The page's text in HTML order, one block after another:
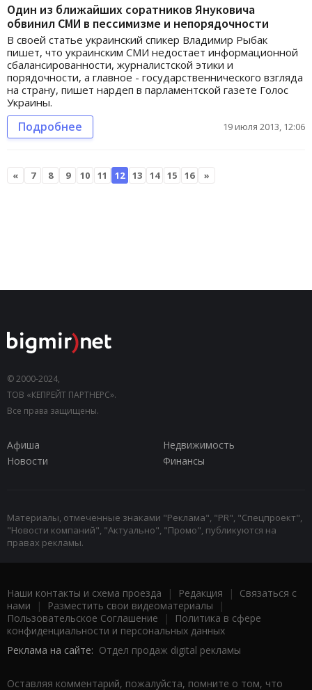
Один из ближайших соратников Януковича
обвинил СМИ в пессимизме и непорядочности
В своей статье украинский спикер Владимир Рыбак
пишет, что украинским СМИ недостает информационной
сбалансированности, журналистской этики и
порядочности, а главное - государственнического взгляда
на страну, пишет нардеп в парламентской газете Голос
Украины.
Подробнее 19 июля 2013, 12:06
« 7 8 9 10 11 12 13 14 15 16 »
© 2000-2024,
ТОВ «КЕПРЕЙТ ПАРТНЕРС».
Все права защищены.
Афиша
Недвижимость
Новости
Финансы
Материалы, отмеченные знаками "Реклама", "PR", "Спецпроект",
"Новости компаний", "Актуально", "Промо", публикуются на
правах рекламы.
Наши контакты и схема проезда | Редакция | Связаться с
нами | Разместить свои видеоматериалы |
Пользовательское Соглашение |
Политика в сфере
конфиденциальности и персональных данных
Реклама на сайте: Отдел продаж digital рекламы
Оставляя комментарий, пожалуйста, помните о том, что